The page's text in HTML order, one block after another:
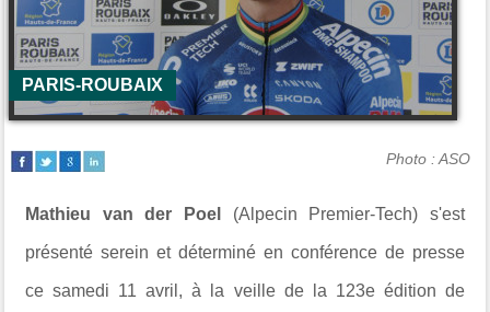
PARIS-ROUBAIX
Photo : ASO
Mathieu van der Poel (Alpecin Premier-Tech) s'est
présenté serein et déterminé en conférence de presse
ce samedi 11 avril, à la veille de la 123e édition de